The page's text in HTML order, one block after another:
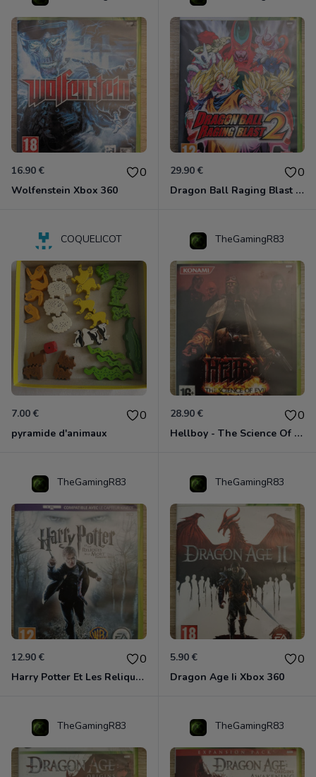
16.90 € 0
Wolfenstein Xbox 360
29.90 € 0
Dragon Ball Raging Blast 2 Xbox 360
COQUELICOT
7.00 € 0
pyramide d'animaux
TheGamingR83
28.90 € 0
Hellboy - The Science Of Evil Xbox 360
TheGamingR83
12.90 € 0
Harry Potter Et Les Reliques De La Mort - 1ère Partie Xbox 360
TheGamingR83
5.90 € 0
Dragon Age Ii Xbox 360
TheGamingR83 TheGamingR83